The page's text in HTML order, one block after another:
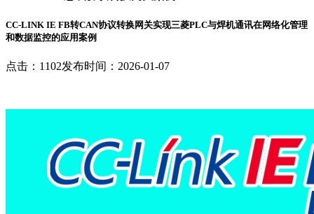
CC-LINK IE FB转CAN协议转换网关实现三菱PLC与焊机通讯在网络化管理
和数据监控的应用案例
点击：1102发布时间：2026-01-07